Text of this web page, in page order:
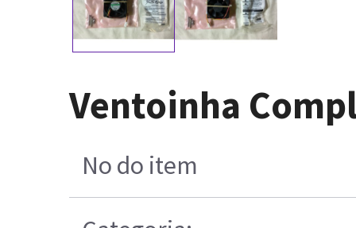
Ventoinha
No do item